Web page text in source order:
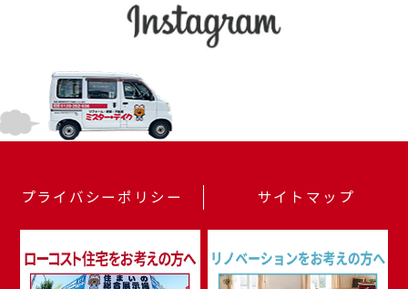
プライバシーポリシー サイトマップ